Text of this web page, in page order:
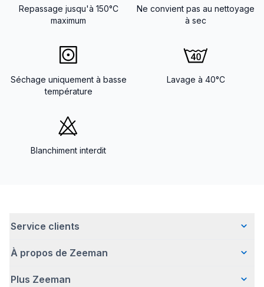
Repassage jusqu'à 150°C
maximum
Ne convient pas au nettoyage
à sec
Séchage uniquement à basse
température
Lavage à 40°C
Blanchiment interdit
Service clients
Questions fréquentes
Livraison
À propos de Zeeman
Qui sommes-nous ?
Plus Zeeman